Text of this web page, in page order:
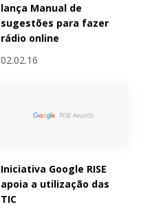
lança Manual de
sugestões para fazer
rádio online
02.02.16
Iniciativa Google RISE
apoia a utilização das
TIC